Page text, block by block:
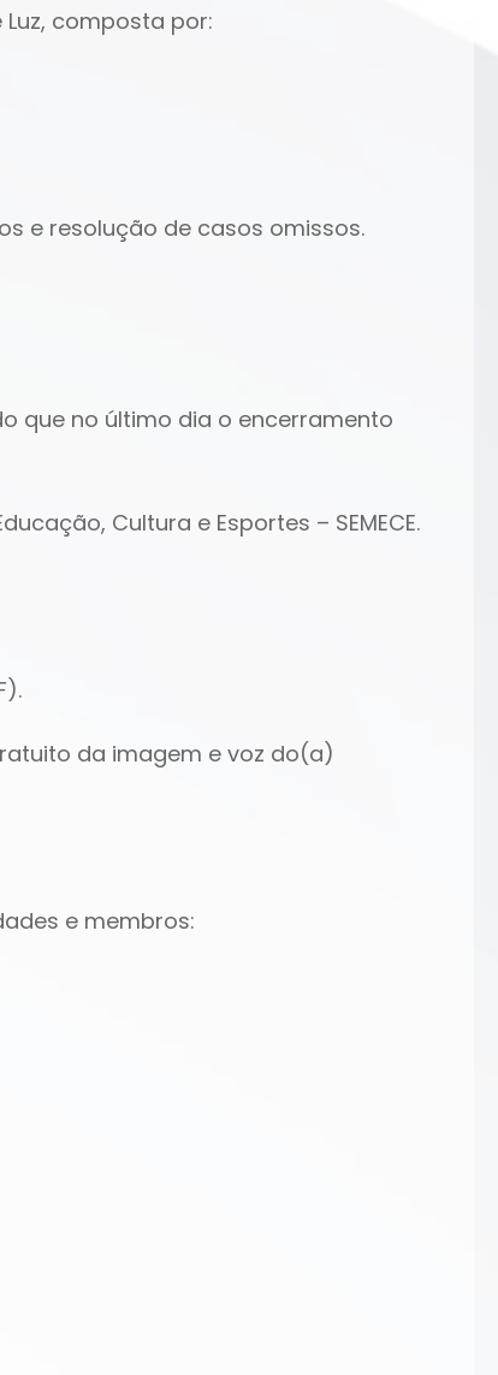
composta por:
e resolução de casos omissos.
que no último dia o encerramento
Cultura e Esportes – SEMECE.
da imagem e voz do(a)
e membros: